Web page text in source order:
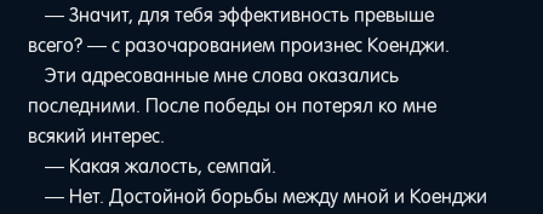
— Значит, для тебя эффективность превыше
всего? — с разочарованием произнес Коенджи.
Эти адресованные мне слова оказались
последними. После победы он потерял ко мне
всякий интерес.
— Какая жалость, семпай.
— Нет. Достойной борьбы между мной и Коенджи